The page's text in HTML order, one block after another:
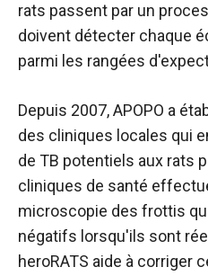
rats passent par un
doivent détecter chaque
parmi les rangées
Depuis 2007, APOPO a
des cliniques locales qui
de TB potentiels aux rats
cliniques de santé
microscopie des frottis
négatifs lorsqu'ils sont
heroRATS aide à corriger